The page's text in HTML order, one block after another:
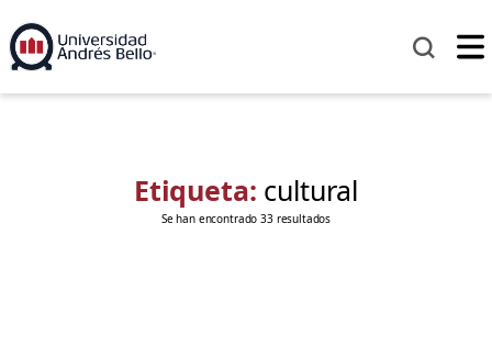
Etiqueta: cultural
Se han encontrado 33 resultados